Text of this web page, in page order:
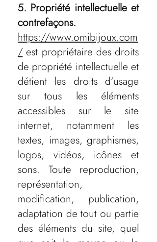
5. Propriété intellectuelle et
contrefaçons.
https://www.omibijoux.com
/ est propriétaire des droits
de propriété intellectuelle et
détient les droits d’usage
sur tous les éléments
accessibles sur le site
internet, notamment les
textes, images, graphismes,
logos, vidéos, icônes et
sons. Toute reproduction,
représentation,
modification, publication,
adaptation de tout ou partie
des éléments du site, quel